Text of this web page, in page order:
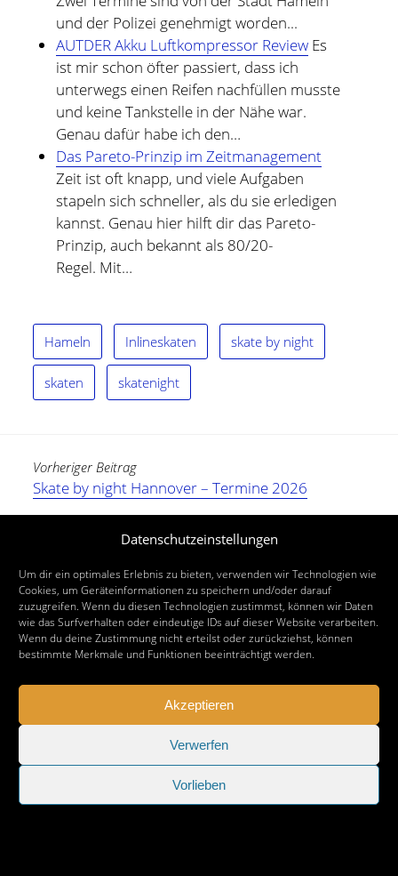
Datenschutzeinstellungen
Um dir ein optimales Erlebnis zu bieten, verwenden wir Technologien wie
Cookies, um Geräteinformationen zu speichern und/oder darauf
zuzugreifen. Wenn du diesen Technologien zustimmst, können wir Daten
wie das Surfverhalten oder eindeutige IDs auf dieser Website verarbeiten.
Wenn du deine Zustimmung nicht erteilst oder zurückziehst, können
bestimmte Merkmale und Funktionen beeinträchtigt werden.
Akzeptieren
Verwerfen
Vorlieben
und der Polizei genehmigt worden...
AUTDER Akku Luftkompressor ReviewEs
ist mir schon öfter passiert, dass ich
unterwegs einen Reifen nachfüllen musste
und keine Tankstelle in der Nähe war.
Genau dafür habe ich den…
Das Pareto-Prinzip im Zeitmanagement
Zeit ist oft knapp, und viele Aufgaben
stapeln sich schneller, als du sie erledigen
kannst. Genau hier hilft dir das Pareto-
Prinzip, auch bekannt als 80/20-
Regel. Mit…
Hameln Inlineskaten skate by night
skaten skatenight
Vorheriger Beitrag
Skate by night Hannover – Termine 2026
Nächster Beitrag